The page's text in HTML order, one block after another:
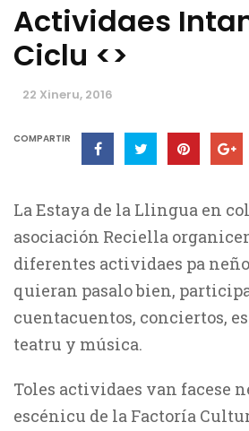
Actividaes
Ciclu <>
22 Xineru, 2016
COMPARTIR
La Estaya de la Llingua en
asociación Reciella
diferentes actividaes pa
quieran pasalo bien,
cuentacuentos, conciertos,
teatru y música.
Toles actividaes van facese
escénicu de la Factoría